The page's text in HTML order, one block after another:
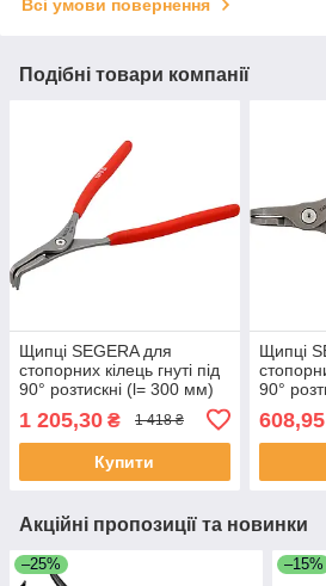
Всі умови повернення
Подібні товари компанії
Щипці SEGERA для
стопорних кілець гнуті під
90° розтискні (l= 300 мм)
Yato YT-19973
1 205,30 ₴ 1 418 ₴
Купити
Щипці
90°
YT-
608,95
Акційні пропозиції та новинки
–25% –15%